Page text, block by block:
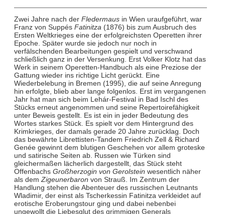
Zwei Jahre nach der Fledermausin Wien uraufgeführt, war
Franz von Suppés Fatinitza(1876) bis zum Ausbruch des
Ersten Weltkrieges eine der erfolgreichsten Operetten ihrer
Epoche. Später wurde sie jedoch nur noch in
verfälschenden Bearbeitungen gespielt und verschwand
schließlich ganz in der Versenkung. Erst Volker Klotz hat das
Werk in seinem Operetten-Handbuch als eine Preziose der
Gattung wieder ins richtige Licht gerückt. Eine
Wiederbelebung in Bremen (1995), die auf seine Anregung
hin erfolgte, blieb aber lange folgenlos. Erst im vergangenen
Jahr hat man sich beim Lehár-Festival in Bad Ischl des
Stücks erneut angenommen und seine Repertoirefähigkeit
unter Beweis gestellt. Es ist ein in jeder Bedeutung des
Wortes starkes Stück. Es spielt vor dem Hintergrund des
Krimkrieges, der damals gerade 20 Jahre zurücklag. Doch
das bewährte Librettisten-Tandem Friedrich Zell & Richard
Genée gewinnt dem blutigen Geschehen vor allem groteske
und satirische Seiten ab. Russen wie Türken sind
gleichermaßen lächerlich dargestellt, das Stück steht
Offenbachs Großherzogin von Gerolstein wesentlich näher
als demZigeunerbaron von Strauß. Im Zentrum der
Handlung stehen die Abenteuer des russischen Leutnants
Wladimir, der einst als Tscherkessin Fatinitza verkleidet auf
erotische Eroberungstour ging und dabei nebenbei
ungewollt die Liebesglut des grimmigen Generals